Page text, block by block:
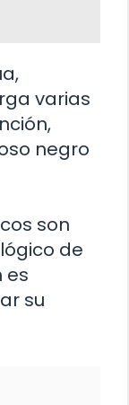
varias
negro
son
de
es
su